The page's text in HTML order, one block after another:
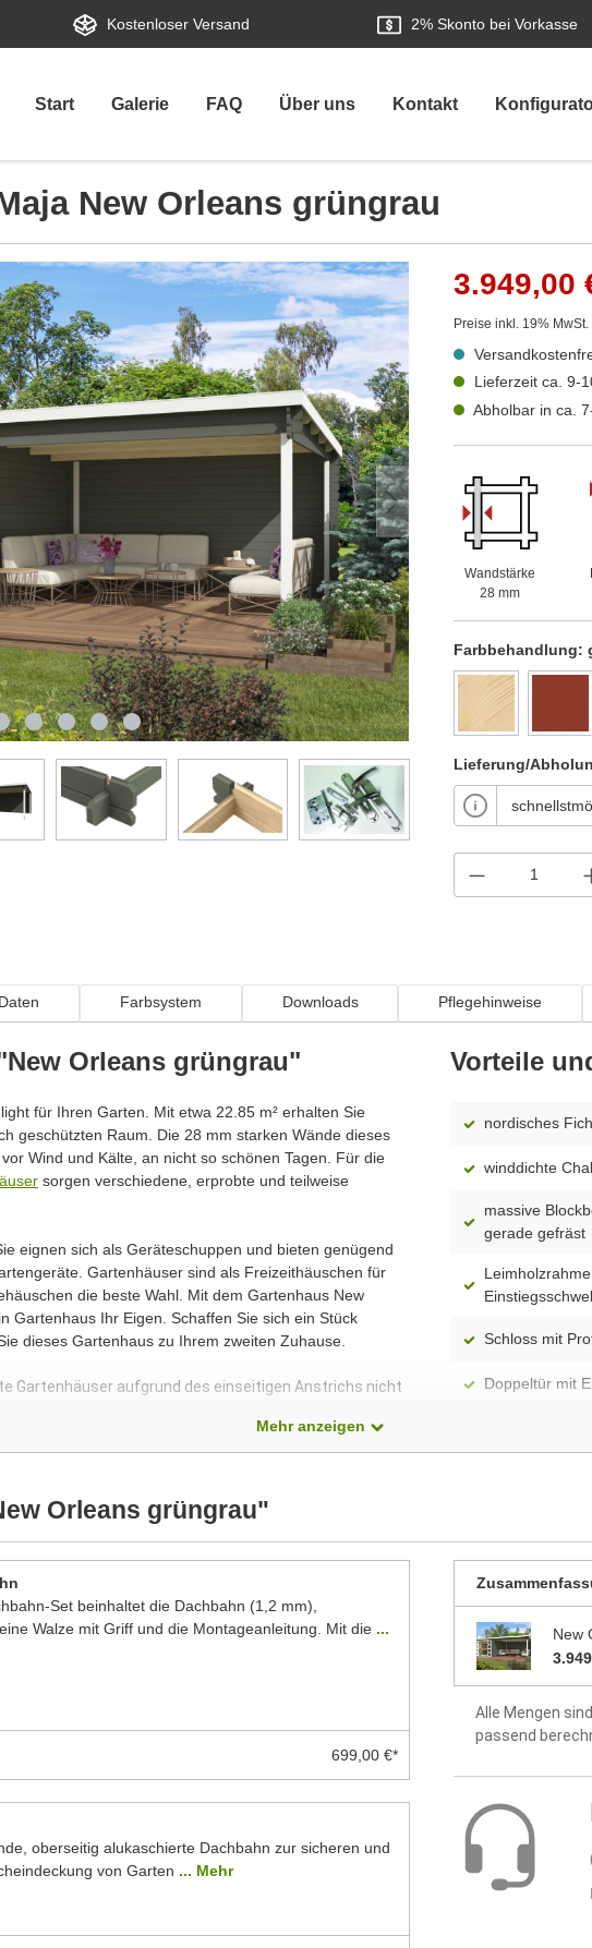
Kostenloser Versand 2% Skonto bei Vorkasse
Start Galerie FAQ Über uns Kontakt
New Orleans grüngrau
3.949,00
Preise inkl. 19% MwSt.
Lieferzeit ca. 9-
Abholbar in ca.
Wandstärke
28 mm
Farbbehandlung:
Lieferung/
Farbsystem Downloads Pflegehinweise
Orleans grüngrau"
für Ihren Garten. Mit etwa 22.85 m² erhalten Sie
geschützten Raum. Die 28 mm starken Wände dieses
Wind und Kälte, an nicht so schönen Tagen. Für die
sorgen verschiedene, erprobte und teilweise
eignen sich als Geräteschuppen und bieten genügend
Gartenhäuser sind als Freizeithäuschen für
die beste Wahl. Mit dem Gartenhaus New
Gartenhaus Ihr Eigen. Schaffen Sie sich ein Stück
dieses Gartenhaus zu Ihrem zweiten Zuhause.
Gartenhäuser aufgrund des einseitigen Anstrichs nicht
dass alle Produkte ständig weiterentwickelt
Modelle dar. Alle Maße sind Circa-Angaben.
Vorteile
nordisches
winddichte
massive
gerade gefräst
Schloss mit
Doppeltür mit
Modell)
Dach aus 15
Fußboden
enthalten
5 Jahre
Mehr anzeigen
Orleans grüngrau"
Set beinhaltet die Dachbahn (1,2 mm),
Walze mit Griff und die Montageanleitung. Mit die ...
699,00 €*
oberseitig alukaschierte Dachbahn zur sicheren und
von Garten ... Mehr
New
Alle Mengen
passend